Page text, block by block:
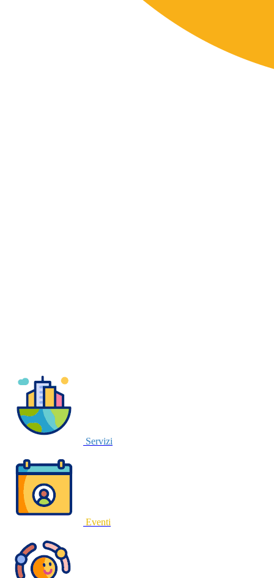
Servizi
Eventi